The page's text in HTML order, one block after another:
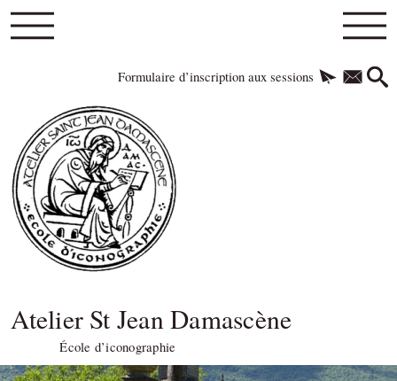
Formulaire d’inscription aux sessions
Atelier St Jean Damascène
École d’iconographie